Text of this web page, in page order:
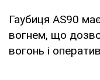
Гаубиця AS90
вогнем, що
вогонь і